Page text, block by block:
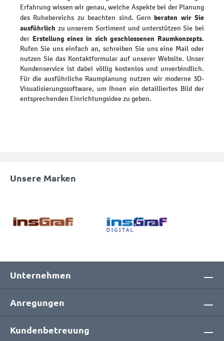
Erfahrung wissen wir genau, welche Aspekte bei der Planung
des Ruhebereichs zu beachten sind. Gernberaten wir Sie
ausführlich zu unserem Sortiment und unterstützen Sie bei
der Erstellung eines in sich geschlossenen Raumkonzepts.
Rufen Sie uns einfach an, schreiben Sie uns eine Mail oder
nutzen Sie das Kontaktformular auf unserer Website. Unser
Kundenservice ist dabei völlig kostenlos und unverbindlich.
Für die ausführliche Raumplanung nutzen wir moderne 3D-
Visualisierungssoftware, um Ihnen ein detailliertes Bild der
entsprechenden Einrichtungsidee zu geben.
Unsere Marken
Unternehmen
Anregungen
Kundenbetreuung